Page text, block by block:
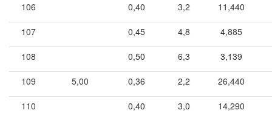
106 0,40 3,2 11,440
107 0,45 4,8 4,885
108 0,50 6,3 3,139
109 5,00 0,36 2,2 26,440
110 0,40 3,0 14,290